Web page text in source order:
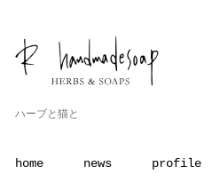
ハーブと猫と
home news profile